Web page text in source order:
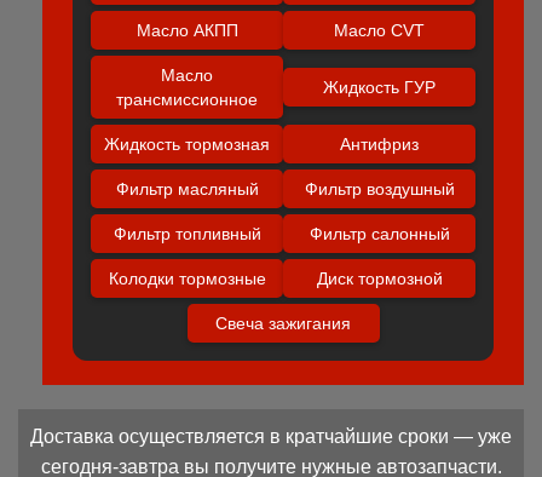
Масло АКПП Масло CVT
Масло
трансмиссионное
Жидкость ГУР
Жидкость тормозная Антифриз
Фильтр масляный Фильтр воздушный
Фильтр топливный Фильтр салонный
Колодки тормозные Диск тормозной
Свеча зажигания
Доставка осуществляется в кратчайшие сроки — уже
сегодня-завтра вы получите нужные автозапчасти.